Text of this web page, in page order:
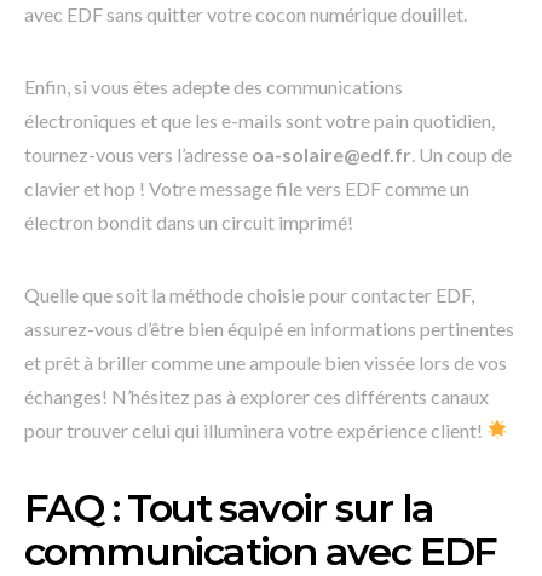
avec EDF sans quitter votre cocon numérique douillet.
Enfin, si vous êtes adepte des communications
électroniques et que les e-mails sont votre pain quotidien,
tournez-vous vers l’adresse oa-solaire@edf.fr . Un coup de
clavier et hop ! Votre message file vers EDF comme un
électron bondit dans un circuit imprimé!
Quelle que soit la méthode choisie pour contacter EDF,
assurez-vous d’être bien équipé en informations pertinentes
et prêt à briller comme une ampoule bien vissée lors de vos
échanges! N’hésitez pas à explorer ces différents canaux
pour trouver celui qui illuminera votre expérience client!
FAQ : Tout savoir sur la
communication avec EDF